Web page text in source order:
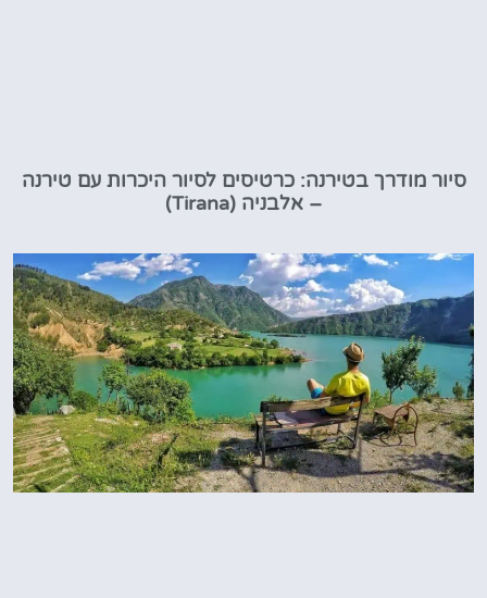
סיור מודרך בטירנה: כרטיסים לסיור היכרות עם טירנה
– אלבניה (Tirana)